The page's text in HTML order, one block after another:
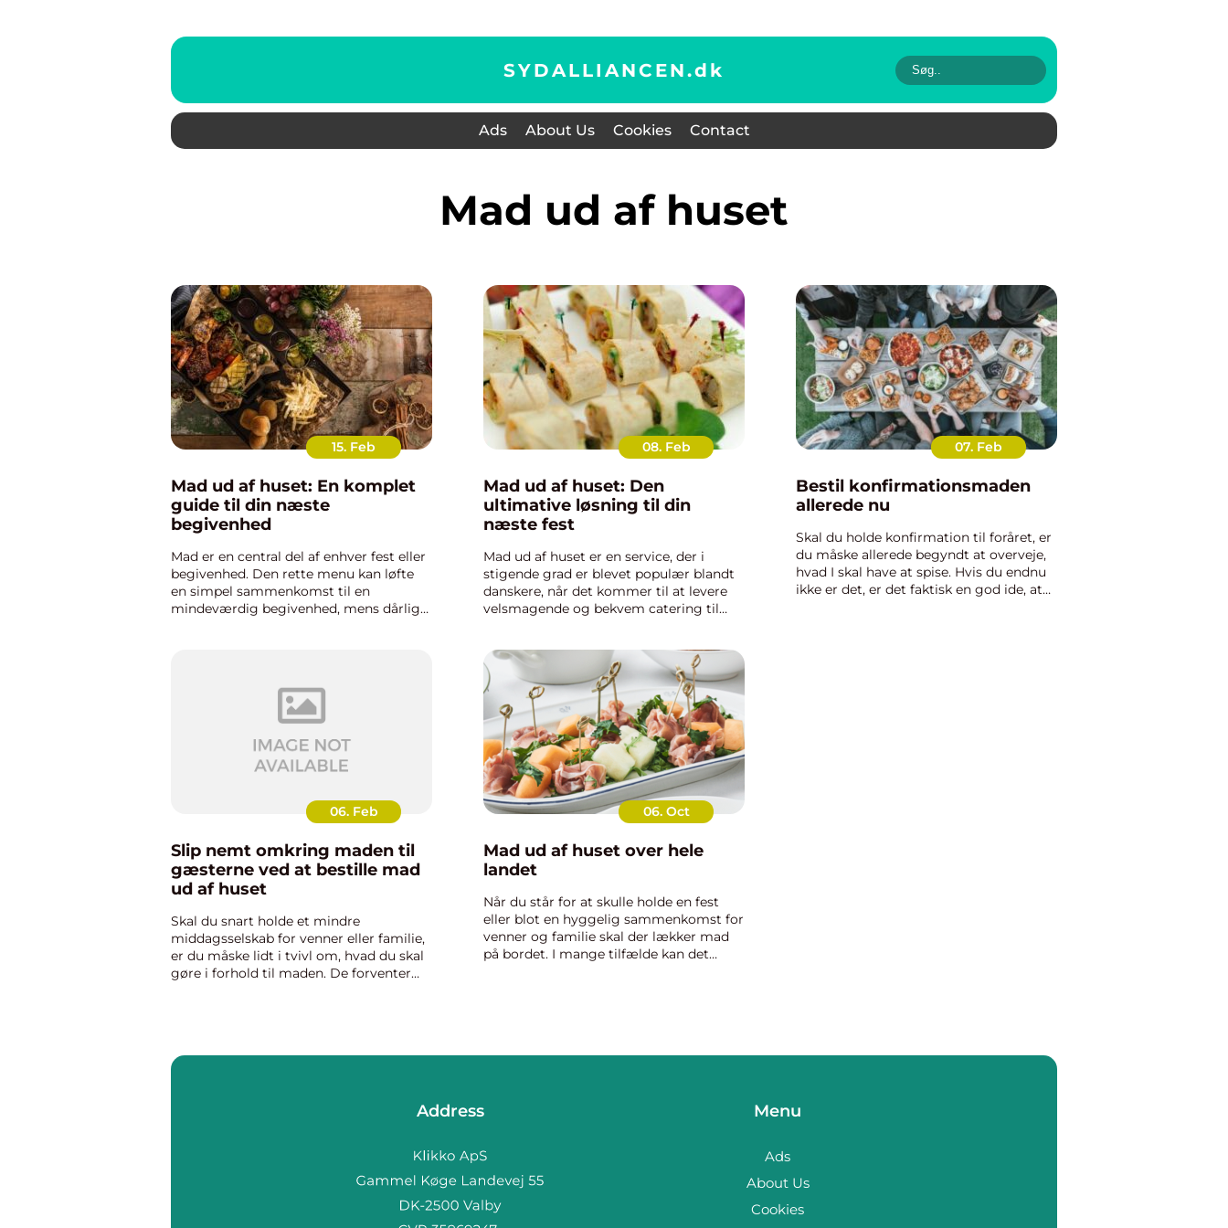
SYDALLIANCEN.dk
Ads About Us Cookies Contact
mad ud af huset
15. Feb
Mad ud af huset: En komplet
guide til din næste
begivenhed
Mad er en central del af enhver fest eller
begivenhed. Den rette menu kan løfte
en simpel sammenkomst til en
mindeværdig begivenhed, mens dårlig
08. Feb
Mad ud af huset: Den
ultimative løsning til din
næste fest
Mad ud af huset er en service, der i
stigende grad er blevet populær blandt
danskere, når det kommer til at levere
velsmagende og bekvem catering til
mulighed for at nyde et...
07. Feb
Bestil konfirmationsmaden
allerede nu
Skal du holde konfirmation til foråret, er
du måske allerede begyndt at overveje,
hvad I skal have at spise. Hvis du endnu
ikke er det, er det faktisk en god ide, at
06. Feb
Slip nemt omkring maden til
gæsterne ved at bestille mad
ud af huset
Skal du snart holde et mindre
middagsselskab for venner eller familie,
er du måske lidt i tvivl om, hvad du skal
gøre i forhold til maden. De forventer
06. Oct
Mad ud af huset over hele
landet
Når du står for at skulle holde en fest
eller blot en hyggelig sammenkomst for
venner og familie skal der lækker mad
på bordet. I mange tilfælde kan det
Address Menu
Ads
About Us
Cookies